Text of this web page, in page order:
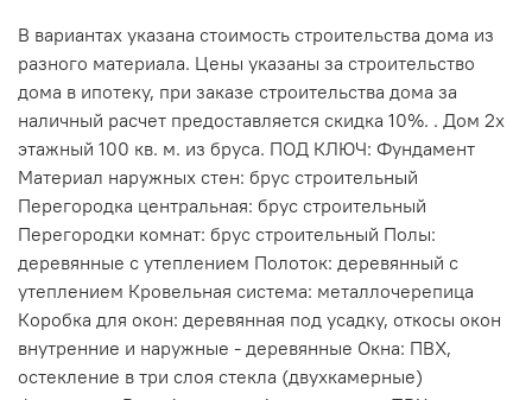
В вариантах указана стоимость строительства дома из
разного материала. Цены указаны за строительство
дома в ипотеку, при заказе строительства дома за
наличный расчет предоставляется скидка 10%. . Дом 2х
этажный 100 кв. м. из бруса. ПОД КЛЮЧ: Фундамент
Материал наружных стен: брус строительный
Перегородка центральная: брус строительный
Перегородки комнат: брус строительный Полы:
деревянные с утеплением Полоток: деревянный с
утеплением Кровельная система: металлочерепица
Коробка для окон: деревянная под усадку, откосы окон
внутренние и наружные - деревянные Окна: ПВХ,
остекление в три слоя стекла (двухкамерные)